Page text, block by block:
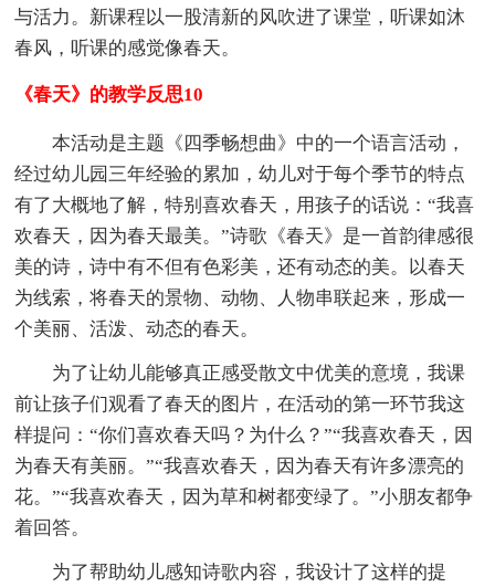
与活力。新课程以一股清新的风吹进了课堂，听课如沐
春风，听课的感觉像春天。
《春天》的教学反思10
本活动是主题《四季畅想曲》中的一个语言活动，
经过幼儿园三年经验的累加，幼儿对于每个季节的特点
有了大概地了解，特别喜欢春天，用孩子的话说：“我喜
欢春天，因为春天最美。”诗歌《春天》是一首韵律感很
美的诗，诗中有不但有色彩美，还有动态的美。以春天
为线索，将春天的景物、动物、人物串联起来，形成一
个美丽、活泼、动态的春天。
为了让幼儿能够真正感受散文中优美的意境，我课
前让孩子们观看了春天的图片，在活动的第一环节我这
样提问：“你们喜欢春天吗？为什么？”“我喜欢春天，因
为春天有美丽。”“我喜欢春天，因为春天有许多漂亮的
花。”“我喜欢春天，因为草和树都变绿了。”小朋友都争
着回答。
为了帮助幼儿感知诗歌内容，我设计了这样的提